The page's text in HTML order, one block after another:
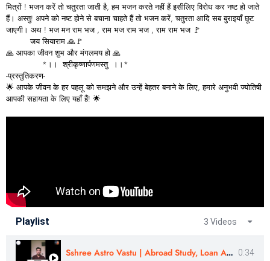
मित्रों ! भजन करें तो चतुरता जाती है, हम भजन करते नहीं हैं इसीलिए विरोध कर नष्ट हो जाते
हैं। अस्तु! अपने को नष्ट होने से बचाना चाहते हैं तो भजन करें, चतुरता आदि सब बुराइयाँ छूट
जाएगी। अथ ! भज मन राम भज , राम भज राम भज , राम राम भज 🚩
जय सियाराम 🙏🚩
🙏 आपका जीवन शुभ और मंगलमय हो 🙏
*।। श्रीकृष्णार्पणमस्तु ।।*
-प्रस्तुतिकरण-
🌟 आपके जीवन के हर पहलू को समझने और उन्हें बेहतर बनाने के लिए, हमारे अनुभवी ज्योतिषी
आपकी सहायता के लिए यहाँ हैं! 🌟
Playlist 3 Videos
Sshree Astro Vastu | Abroad Study, Loan Approval- Review | Yash Mehta 0:34